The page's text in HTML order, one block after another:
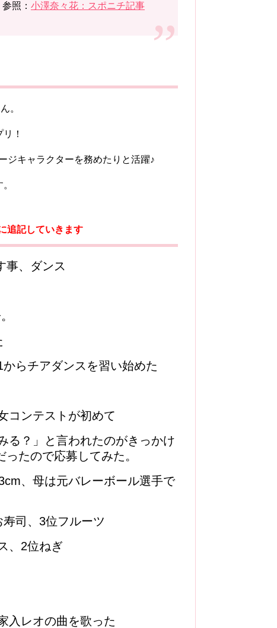
参照： 小澤奈々花：スポニチ記事
。
！
ジキャラクターを務めたりと活躍♪
追記していきます
事、ダンス
らチアダンスを習い始めた
コンテストが初めて
る？」と言われたのがきっかけ
たので応募してみた。
、母は元バレーボール選手で
司、3位フルーツ
、2位ねぎ
入レオの曲を歌った